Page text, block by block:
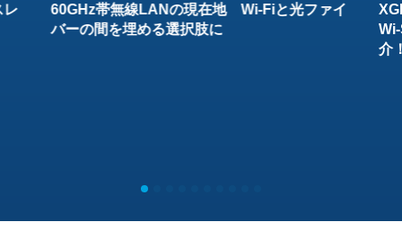
レ
60GHz帯無線LANの現在地 Wi-Fiと光ファイ
バーの間を埋める選択肢に
介